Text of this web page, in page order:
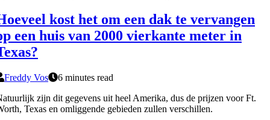
kost het om een dak te vervangen
een huis van 2000 vierkante meter in
Freddy Vos
6 minutes read
zijn dit gegevens uit heel Amerika, dus de prijzen voor Ft.
Texas en omliggende gebieden zullen verschillen.